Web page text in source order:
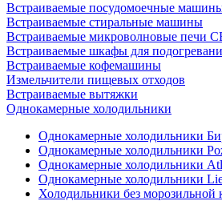
Встраиваемые посудомоечные
Встраиваемые стиральные машины
Встраиваемые микроволновые печи
Встраиваемые шкафы для
Встраиваемые кофемашины
Измельчители пищевых отходов
Встраиваемые вытяжки
Однокамерные холодильники
Однокамерные холодильники
Однокамерные холодильники
Однокамерные холодильники
Однокамерные холодильники
Холодильники без морозильной